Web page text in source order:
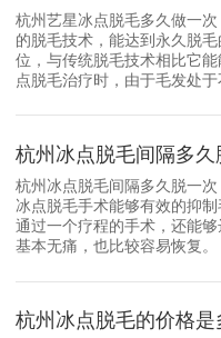
杭州艺星冰点脱毛多久做一
的脱毛技术，能达到永久脱
位，与传统脱毛技术相比它
点脱毛治疗时，由于毛发处
杭州冰点脱毛间隔多久
杭州冰点脱毛间隔多久脱一
冰点脱毛手术能够有效的抑
通过一个疗程的手术，还能
基本无痛，也比较容易恢复
杭州冰点脱毛的价格是